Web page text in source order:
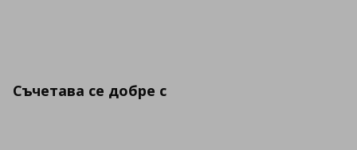
Съчетава се добре с